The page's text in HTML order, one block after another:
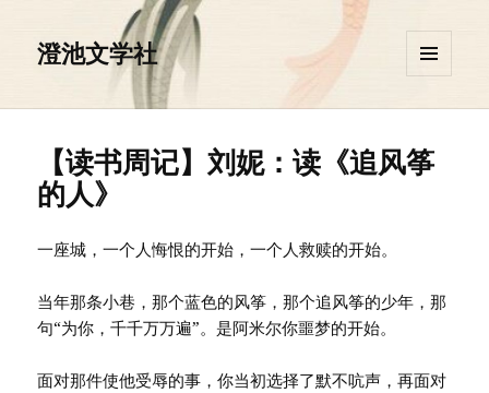
澄池文学社
挂件
【读书周记】刘妮：读《追风筝
的人》
一座城，一个人悔恨的开始，一个人救赎的开始。
当年那条小巷，那个蓝色的风筝，那个追风筝的少年，那
句“为你，千千万万遍”。是阿米尔你噩梦的开始。
面对那件使他受辱的事，你当初选择了默不吭声，再面对